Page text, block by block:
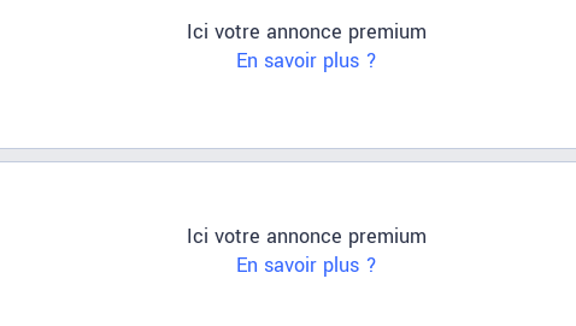
Ici votre annonce premium
En savoir plus ?
Ici votre annonce premium
En savoir plus ?